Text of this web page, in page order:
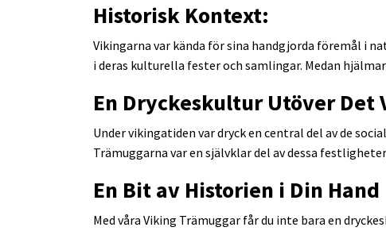
Historisk Kontext:
Vikingarna var kända för sina handgjorda föremål i
i deras kulturella fester och samlingar. Medan
En Dryckeskultur Utöver Det
Under vikingatiden var dryck en central del av de
Trämuggarna var en självklar del av dessa
En Bit av Historien i Din Hand
Med våra Viking Trämuggar får du inte bara en